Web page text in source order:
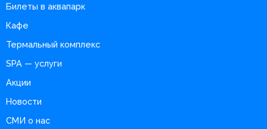
Билеты в аквапарк
Кафе
Термальный комплекс
SPA — услуги
Акции
Новости
СМИ о нас